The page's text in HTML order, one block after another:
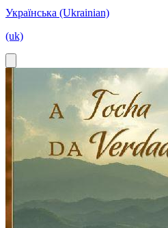
Українська (Ukrainian)
(uk)